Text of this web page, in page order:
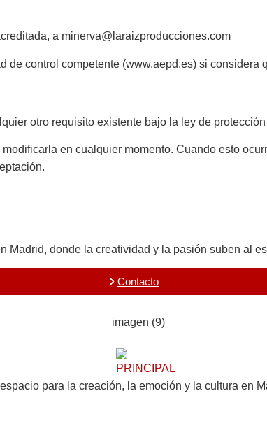
a minerva@laraizproducciones.com
control competente (www.aepd.es) si considera
otro requisito existente bajo la ley de
en cualquier momento. Cuando esto
Madrid, donde la creatividad y la pasión suben al
Contacto
para la creación, la emoción y la cultura en